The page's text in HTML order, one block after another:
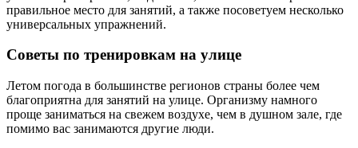
правильное место для занятий, а также посоветуем несколько
универсальных упражнений.
Советы по тренировкам на улице
Летом погода в большинстве регионов страны более чем
благоприятна для занятий на улице. Организму намного
проще заниматься на свежем воздухе, чем в душном зале, где
помимо вас занимаются другие люди.